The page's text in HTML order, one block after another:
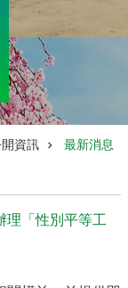
資訊 最新消息
理「性別平等工